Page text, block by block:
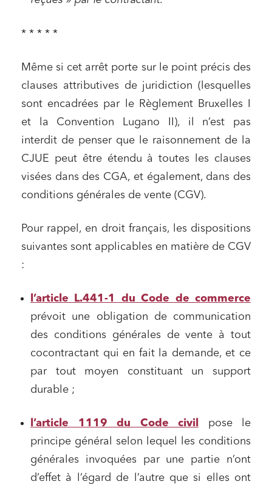
* * * * *
Même si cet arrêt porte sur le point précis des
clauses attributives de juridiction (lesquelles
sont encadrées par le Règlement Bruxelles I
et la Convention Lugano II), il n’est pas
interdit de penser que le raisonnement de la
CJUE peut être étendu à toutes les clauses
visées dans des CGA, et également, dans des
conditions générales de vente (CGV).
Pour rappel, en droit français, les dispositions
suivantes sont applicables en matière de CGV
:
l’article L.441-1 du Code de commerce
prévoit une obligation de communication
des conditions générales de vente à tout
cocontractant qui en fait la demande, et ce
par tout moyen constituant un support
durable ;
l’article 1119 du Code civil
pose le
principe général selon lequel les conditions
générales invoquées par une partie n’ont
d’effet à l’égard de l’autre que si elles ont